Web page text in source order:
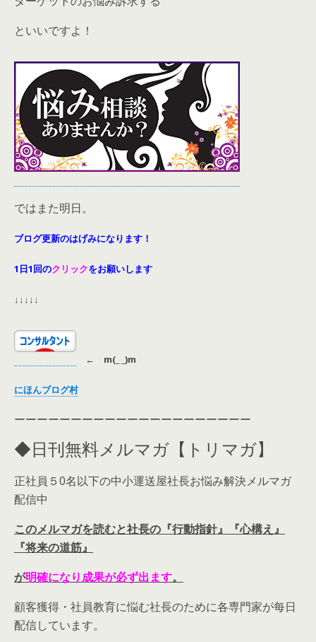
といいですよ！
ではまた明日。
ブログ更新のはげみになります！
1日1回のクリックをお願いします
↓↓↓↓↓
← m(_ _)m
にほんブログ村
ーーーーーーーーーーーーーーーーーーーーー
◆日刊無料メルマガ【トリマガ】
正社員５0名以下の中小運送屋社長お悩み解決メルマガ
配信中
このメルマガを読むと社長の『行動指針』『心構え』
『将来の道筋』
が明確になり成果が必ず出ます。
顧客獲得・社員教育に悩む社長のために各専門家が每日
配信しています。